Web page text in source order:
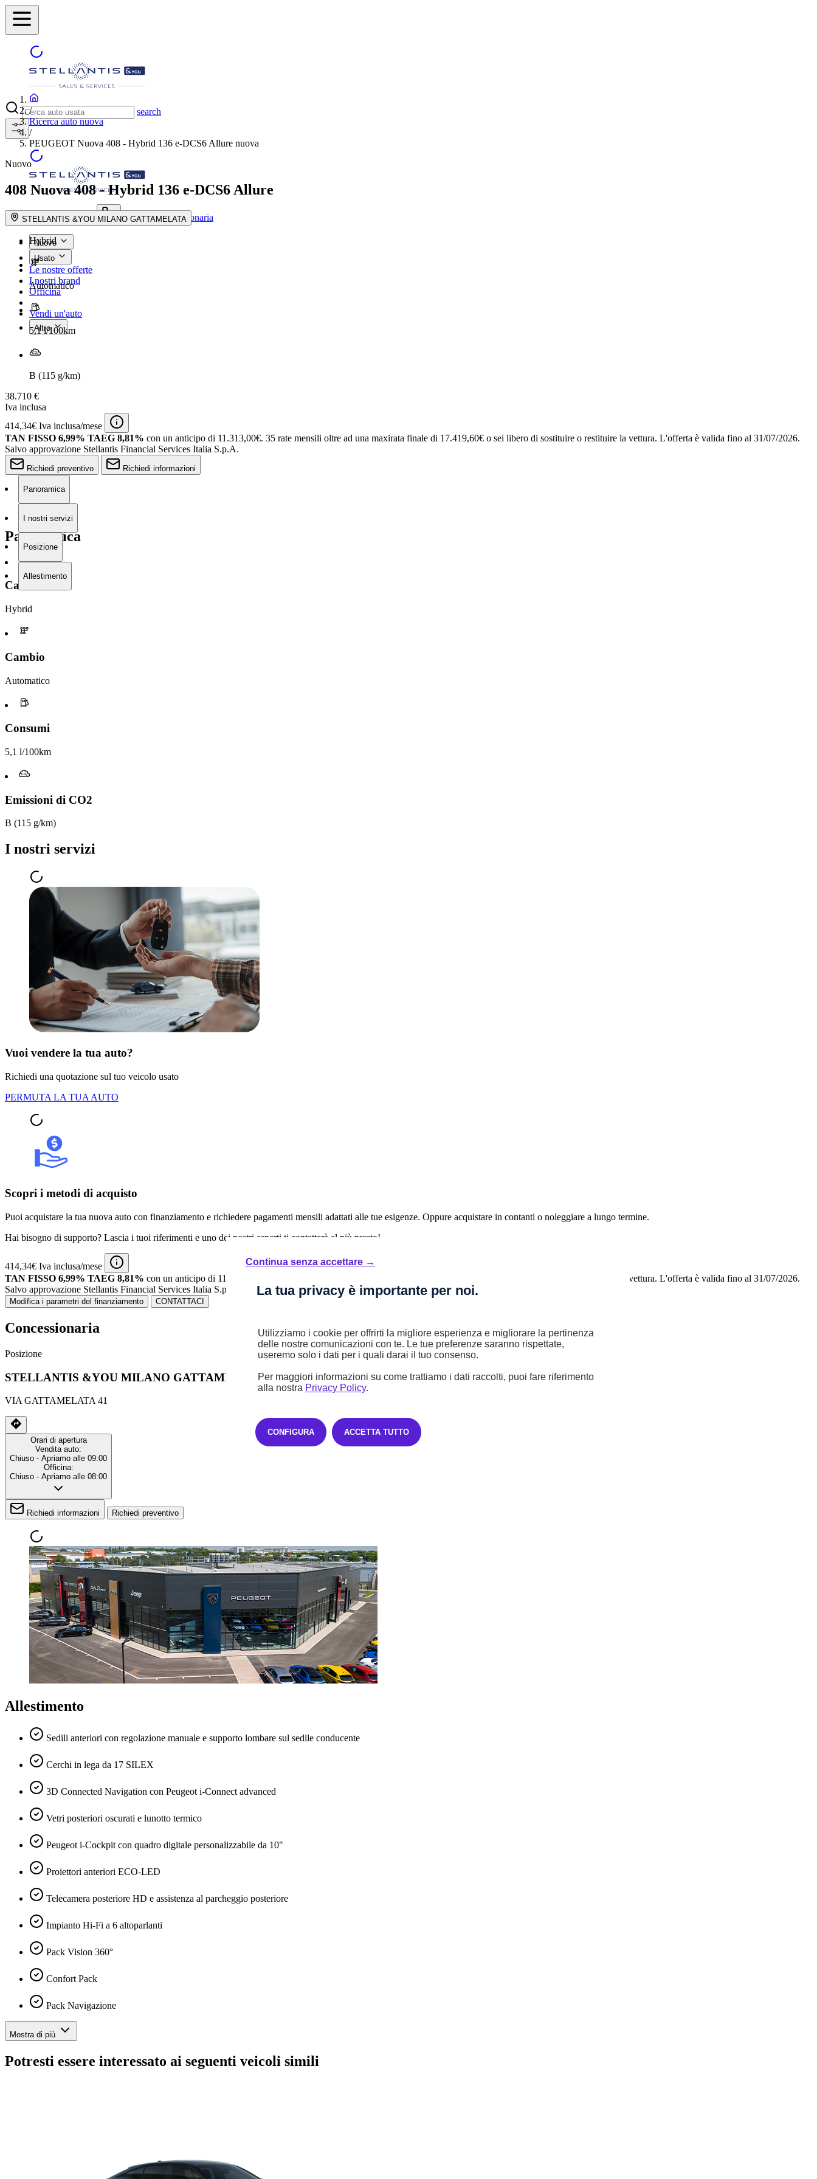
search
search button - icon Trova la concessionaria
Nuovo
Usato
Le nostre offerte
I nostri brand
Officina
Vendi un'auto
Altro
/
Ricerca auto nuova
/
PEUGEOT Nuova 408 - Hybrid 136 e-DCS6 Allure nuova
Nuovo
408Nuova 408 - Hybrid 136 e-DCS6 Allure
STELLANTIS &YOU MILANO GATTAMELATA
Hybrid
Automatico
5,1 l/100km
B (115 g/km)
38.710 €
Iva inclusa
414,34€ Iva inclusa/mese
TAN FISSO 6,99% TAEG 8,81% con un anticipo di 11.313,00€. 35 rate mensili oltre ad una maxirata finale di 17.419,60€ o sei libero di sostituire o restituire la vettura. L'offerta è valida fino al 31/07/2026.
Salvo approvazione Stellantis Financial Services Italia S.p.A.
Richiedi preventivo Richiedi informazioni
Panoramica
I nostri servizi
Posizione
Allestimento
Panoramica
Carburante
Hybrid
Cambio
Automatico
Consumi
5,1 l/100km
Emissioni di CO2
B (115 g/km)
I nostri servizi
Vuoi vendere la tua auto?
Richiedi una quotazione sul tuo veicolo usato
PERMUTA LA TUA AUTO
Scopri i metodi di acquisto
Puoi acquistare la tua nuova auto con finanziamento e richiedere pagamenti mensili adattati alle tue esigenze. Oppure acquistare in contanti o noleggiare a lungo termine.
Hai bisogno di supporto? Lascia i tuoi riferimenti e uno dei nostri esperti ti contatterà al più presto!
414,34€ Iva inclusa/mese
TAN FISSO 6,99% TAEG 8,81% con un anticipo di 11.313,00€. 35 rate mensili oltre ad una maxirata finale di 17.419,60€ o sei libero di sostituire o restituire la vettura. L'offerta è valida fino al 31/07/2026.
Salvo approvazione Stellantis Financial Services Italia S.p.A.
Modifica i parametri del finanziamento CONTATTACI
Concessionaria
Posizione
STELLANTIS &YOU MILANO GATTAMELATA
VIA GATTAMELATA 41
Orari di apertura
Vendita auto:
Chiuso - Apriamo alle 09:00
Officina:
Chiuso - Apriamo alle 08:00
Richiedi informazioni Richiedi preventivo
Allestimento
Sedili anteriori con regolazione manuale e supporto lombare sul sedile conducente
Cerchi in lega da 17 SILEX
3D Connected Navigation con Peugeot i-Connect advanced
Vetri posteriori oscurati e lunotto termico
Peugeot i-Cockpit con quadro digitale personalizzabile da 10"
Proiettori anteriori ECO-LED
Telecamera posteriore HD e assistenza al parcheggio posteriore
Impianto Hi-Fi a 6 altoparlanti
Pack Vision 360°
Confort Pack
Pack Navigazione
Mostra di più
Potresti essere interessato ai seguenti veicoli simili
Continua senza accettare →
La tua privacy è importante per noi.
Utilizziamo i cookie per offrirti la migliore esperienza e migliorare la pertinenza
delle nostre comunicazioni con te. Le tue preferenze saranno rispettate,
useremo solo i dati per i quali darai il tuo consenso.
Per maggiori informazioni su come trattiamo i dati raccolti, puoi fare riferimento
alla nostra Privacy Policy.
CONFIGURA ACCETTA TUTTO